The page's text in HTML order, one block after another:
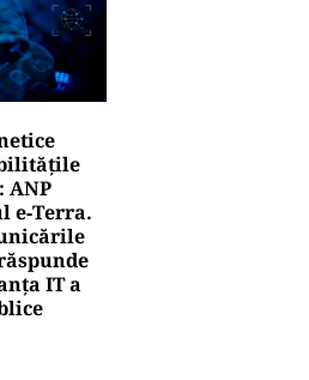
ANP
e‑Terra.
IT a